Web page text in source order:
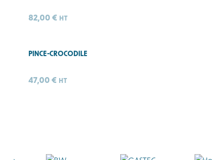
82,00 € HT
PINCE-CROCODILE
47,00 € HT